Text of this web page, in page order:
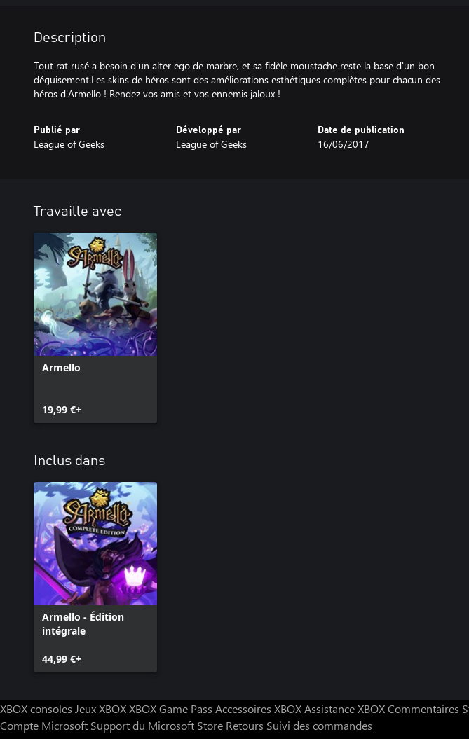
Description
Tout rat rusé a besoin d'un alter ego de marbre, et sa fidèle moustache reste la base d'un bon
déguisement.Les skins de héros sont des améliorations esthétiques complètes pour chacun des
héros d'Armello ! Rendez vos amis et vos ennemis jaloux !
Publié par
League of Geeks
Développé par
League of Geeks
Date de publication
16/06/2017
Travaille avec
Armello
19,99 €+
Inclus dans
Armello - Édition
intégrale
44,99 €+
XBOX consoles Jeux XBOXXBOX Game Pass Accessoires XBOXAssistance XBOXCommentaires
Compte Microsoft Support du Microsoft Store Retours Suivi des commandes